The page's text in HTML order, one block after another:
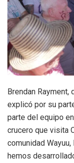
Brendan
explicó por su
parte del equipo
crucero que visita
comunidad
hemos